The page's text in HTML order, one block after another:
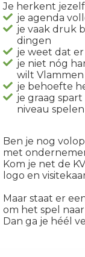
Je herkent
je agenda
je vaak druk
dingen
je weet dat
je niet nóg
wilt Vlammen
je behoefte
je graag
niveau
Ben je nog
met
Kom je net de
logo en
Maar staat er
om het spel
Dan ga je héél